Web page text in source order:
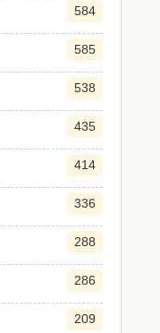
584
585
538
435
414
336
288
286
209